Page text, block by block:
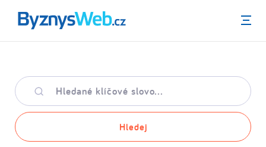
Menu
Hledané
klíčové
slovo
Hledej